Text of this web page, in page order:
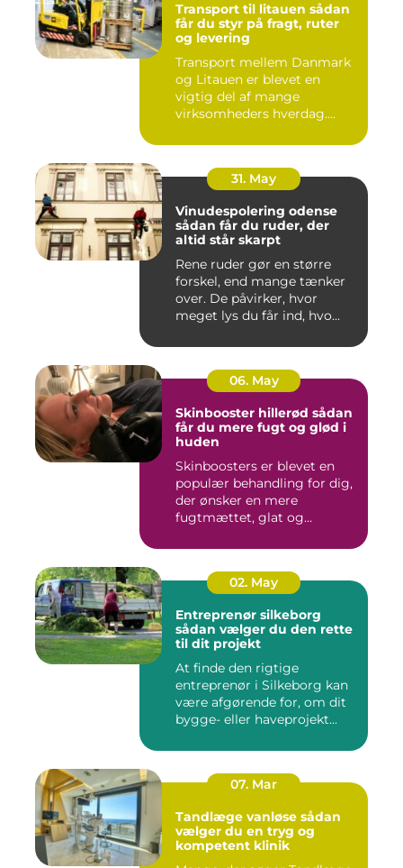
Transport til litauen sådan
får du styr på fragt, ruter
og levering
Transport mellem Danmark
og Litauen er blevet en
vigtig del af mange
virksomheders hverdag.
31. May
Vinudespolering odense
sådan får du ruder, der
altid står skarpt
Rene ruder gør en større
forskel, end mange tænker
over. De påvirker, hvor
meget lys du får ind, hvo...
06. May
Skinbooster hillerød sådan
får du mere fugt og glød i
huden
Skinboosters er blevet en
populær behandling for dig,
der ønsker en mere
fugtmættet, glat og
02. May
Entreprenør silkeborg
sådan vælger du den rette
til dit projekt
At finde den rigtige
entreprenør i Silkeborg kan
være afgørende for, om dit
bygge- eller haveprojekt...
07. Mar
Tandlæge vanløse sådan
vælger du en tryg og
kompetent klinik